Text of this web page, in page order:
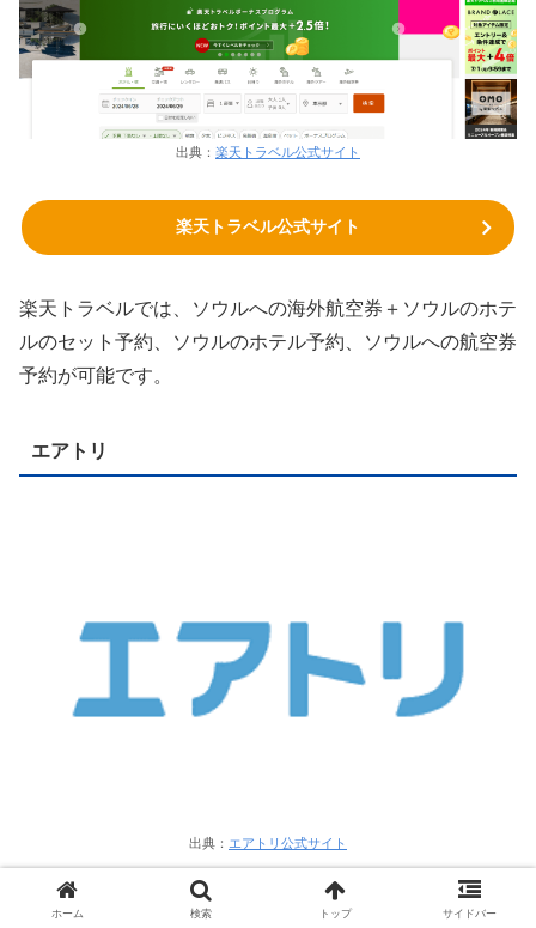
出典： 楽天トラベル公式サイト
楽天トラベル公式サイト
楽天トラベルでは、ソウルへの海外航空券＋ソウルのホテ
ルのセット予約、ソウルのホテル予約、ソウルへの航空券
予約が可能です。
エアトリ
出典： エアトリ公式サイト
エアトリ公式サイト
ホーム 検索 トップ サイドバー